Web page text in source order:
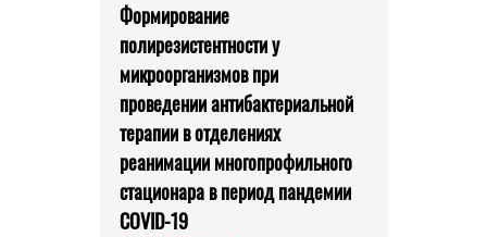
Формирование
полирезистентности у
микроорганизмов при
проведении антибактериальной
терапии в отделениях
реанимации многопрофильного
стационара в период пандемии
COVID-19